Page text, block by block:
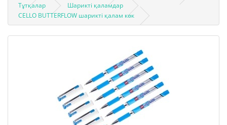
Тұтқалар
Шарикті қаламдар
CELLO BUTTERFLOW шарикті қалам көк